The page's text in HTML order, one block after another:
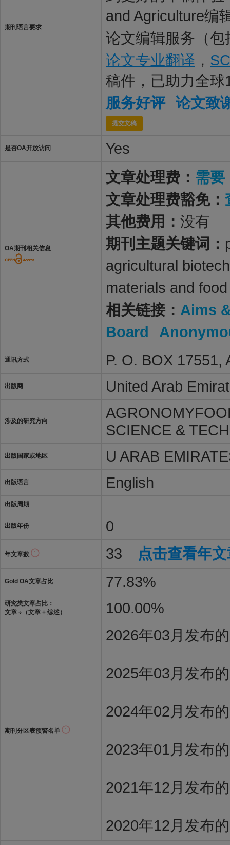
期刊语言要求
and Agriculture编
论文编辑服务（包
论文专业翻译 ，
稿件，已助力全
服务好评
论文致
提交文稿
是否OA开放访问 Yes
OA期刊相关信息
文章处理费： 需要
文章处理费豁免：
其他费用： 没有
期刊主题关键词：
agricultural
materials and
相关链接： Aims
Board
通讯方式 P. O. BOX 17551,
出版商 United Arab
涉及的研究方向
SCIENCE &
出版国家或地区 U ARAB
出版语言 English
出版周期
出版年份 0
年文章数 33 点击查看年
Gold OA文章占比 77.83%
研究类文章占比：
文章 ÷（文章 + 综述）
100.00%
期刊分区表预警名单
2026年03月发布
2025年03月发布
2024年02月发布
2023年01月发布
2021年12月发布
2020年12月发布